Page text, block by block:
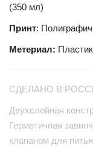
(350 мл)
Принт:
Метериал: Пластик
СДЕЛАНО В
Двухслойная
Герметичная
клапаном для